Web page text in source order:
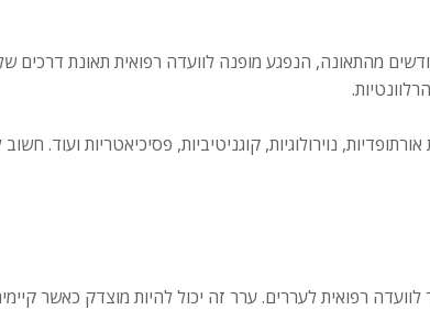
סיום הטיפולים הרפואיים והשיקום, ולכל המאוחר כ-18-24 חודשים מהתאונה,
נוירולוגיות, קוגניטיביות, פסיכיאטריות ועוד.
רפואית לעררים. ערר זה יכול להיות מוצדק כאשר